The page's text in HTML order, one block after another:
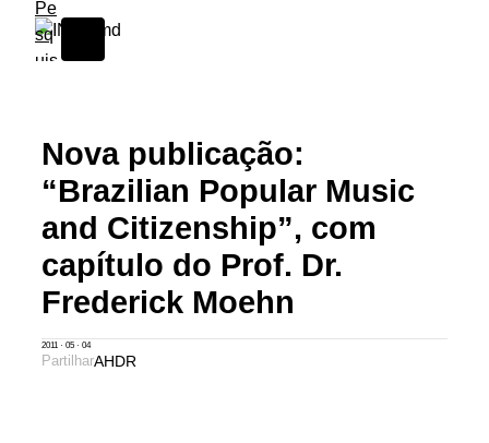
Nova publicação:
“Brazilian Popular Music
and Citizenship”, com
capítulo do Prof. Dr.
Frederick Moehn
2011 · 05 · 04
PartilharAHDR